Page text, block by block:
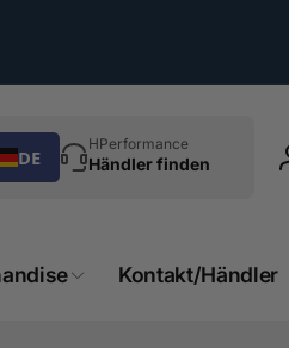
DE
HPerformance
Händler finden
Kontakt/Händler